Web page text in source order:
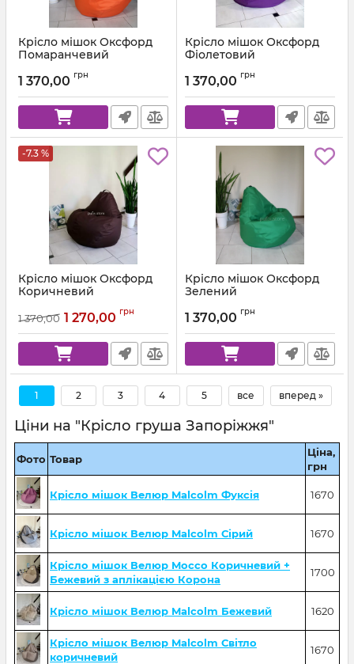
Крісло мішок Оксфорд
Помаранчевий
1 370,00 грн
Крісло мішок Оксфорд
Фіолетовий
1 370,00 грн
-7.3 %
Крісло мішок Оксфорд
Коричневий
1 370,00 1 270,00 грн
Крісло мішок Оксфорд
Зелений
1 370,00 грн
1 2 3 4 5 все вперед »
Ціни на "Крісло груша Запоріжжя"
Фото Товар
Ціна,
грн
Крісло мішок Велюр Malcolm Фуксія 1670
Крісло мішок Велюр Malcolm Сірий 1670
Крісло мішок Велюр Mocco Коричневий +
Бежевий з аплікацією Корона
1700
Крісло мішок Велюр Malcolm Бежевий 1620
Крісло мішок Велюр Malcolm Світло
коричневий
1670